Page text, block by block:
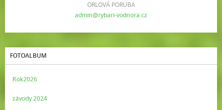
ORLOVÁ PORUBA
admin@rybari-vodnora.cz
FOTOALBUM
Rok2026
závody 2024